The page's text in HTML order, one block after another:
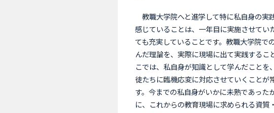
教職大学院へと進学して特に私自身の実
感じていることは、一年目に実施させてい
ても充実していることです。教職大学院で
んだ理論を、実際に現場に出て実践するこ
こでは、私自身が知識として学んだことを
徒たちに臨機応変に対応させていくことが
す。今までの私自身がいかに未熟であった
に、これからの教育現場に求められる資質